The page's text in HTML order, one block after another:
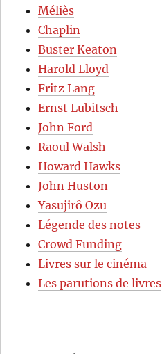
Méliès
Chaplin
Buster Keaton
Harold Lloyd
Fritz Lang
Ernst Lubitsch
John Ford
Raoul Walsh
Howard Hawks
John Huston
Yasujirô Ozu
Légende des notes
Crowd Funding
Livres sur le cinéma
Les parutions de livres